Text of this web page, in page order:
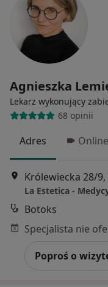
Agnieszka
Lekarz wykonujący
68 opinii
Adres Online
Królewiecka 28/9,
La Estetica -
Botoks
Poproś o